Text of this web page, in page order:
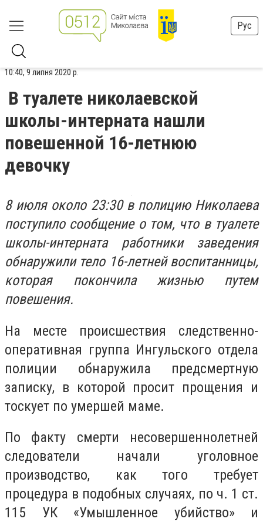
Рус
10:40, 9 липня 2020 р.
В туалете николаевской
школы-интерната нашли
повешенной 16-летнюю
девочку
8 июля около 23:30 в полицию Николаева
поступило сообщение о том, что в туалете
школы-интерната работники заведения
обнаружили тело 16-летней воспитанницы,
которая покончила жизнью путем
повешения.
На месте происшествия следственно-
оперативная группа Ингульского отдела
полиции обнаружила предсмертную
записку, в которой просит прощения и
тоскует по умершей маме.
По факту смерти несовершеннолетней
следователи начали уголовное
производство, как того требует
процедура в подобных случаях, по ч. 1 ст.
115 УК «Умышленное убийство» и